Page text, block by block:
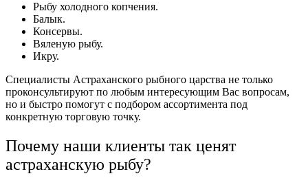
Рыбу холодного копчения.
Балык.
Консервы.
Вяленую рыбу.
Икру.
Специалисты Астраханского рыбного царства не только
проконсультируют по любым интересующим Вас вопросам,
но и быстро помогут с подбором ассортимента под
конкретную торговую точку.
Почему наши клиенты так ценят
астраханскую рыбу?